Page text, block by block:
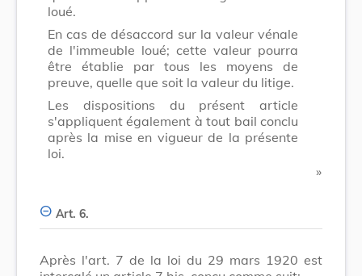
loué.
En cas de désaccord sur la valeur vénale
de l'immeuble loué; cette valeur pourra
être établie par tous les moyens de
preuve, quelle que soit la valeur du litige.
Les dispositions du présent article
s'appliquent également à tout bail conclu
après la mise en vigueur de la présente
loi.
​ »
Art. 6.
Après l'art. 7 de la loi du 29 mars 1920 est